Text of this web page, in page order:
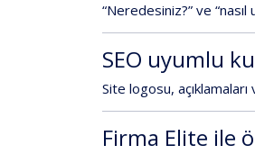
“Neredesiniz?” ve “nasıl
SEO uyumlu
Site logosu, açıklamaları
Firma Elite ile